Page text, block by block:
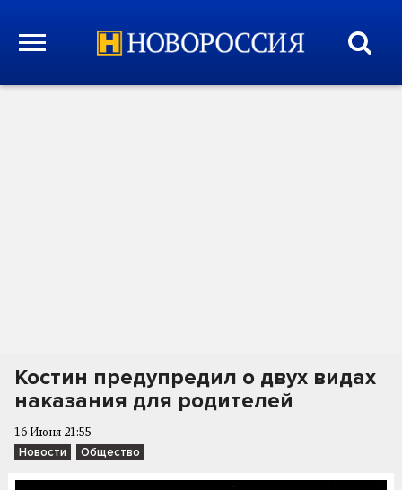
Костин предупредил о двух видах
наказания для родителей
16 Июня 21:55
Новости Общество